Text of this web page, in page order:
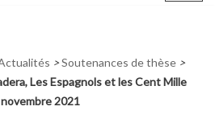
>Soutenances de thèse >
Les Espagnols et les Cent Mille
2021